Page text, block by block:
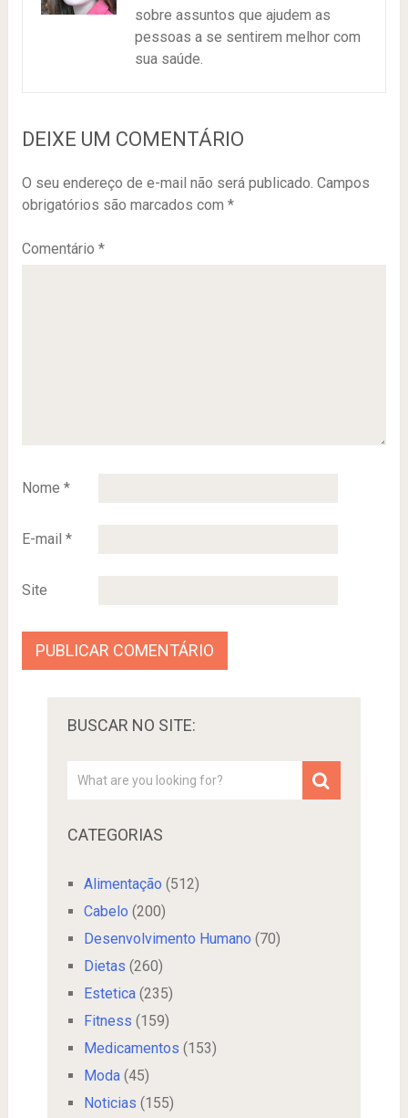
sobre assuntos que ajudem as
pessoas a se sentirem melhor com
sua saúde.
DEIXE UM COMENTÁRIO
O seu endereço de e-mail não será publicado. Campos
obrigatórios são marcados com *
Comentário *
Nome *
E-mail *
Site
BUSCAR NO SITE:
CATEGORIAS
Alimentação (512)
Cabelo (200)
Desenvolvimento Humano (70)
Dietas (260)
Estetica(235)
Fitness (159)
Medicamentos (153)
Moda(45)
Noticias (155)